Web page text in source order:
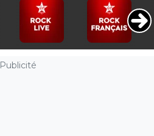
Publicité